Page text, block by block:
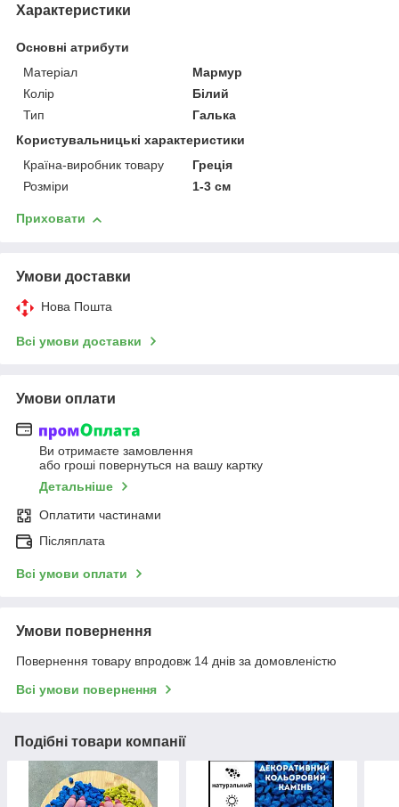
Характеристики
Основні атрибути
Матеріал
Мармур
Колір
Білий
Тип
Галька
Користувальницькі характеристики
Країна-виробник товару
Греція
Розміри
1-3 см
Приховати
Умови доставки
Нова Пошта
Всі умови доставки
Умови оплати
Ви отримаєте замовлення
або гроші повернуться на вашу картку
Детальніше
Оплатити частинами
Післяплата
Всі умови оплати
Умови повернення
Повернення товару впродовж 14 днів за домовленістю
Всі умови повернення
Подібні товари компанії